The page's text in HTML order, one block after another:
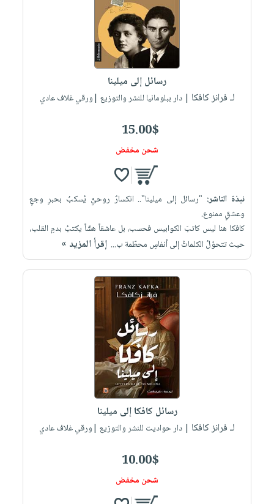
رسائل إلى ميلينا
لـ فرانز كافكا | دار ببلومانيا للنشر والتوزيع |ورقي غلاف عادي
15.00$
شحن مخفض
نبذة الناشر: "رسائل إلى ميلينا".. انكسارٌ روحيٌّ يُسكبُ بحبرِ وجعٍ
وعشقٍ ممنوع.
كافكا هنا ليس كاتبَ الكوابيس فحسب، بل عاشقاً هشّاً يكتبُ بدمِ القلب،
حيث تتحوّلُ الكلماتُ إلى أنفاسٍ محطّمة ب... إقرأ المزيد »
رسائل كافكا إلى ميلينا
لـ فرانز كافكا | دار حواديت للنشر والتوزيع |ورقي غلاف عادي
10.00$
شحن مخفض